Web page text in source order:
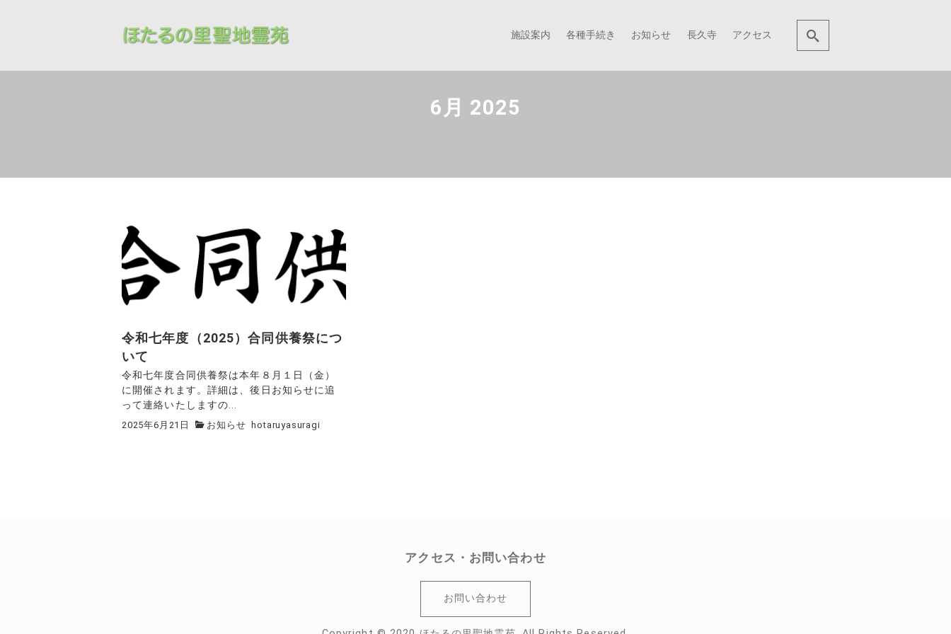
施設案内 各種手続き お知らせ 長久寺 アクセス
6月 2025
令和七年度（2025）合同供養祭につ
いて
令和七年度合同供養祭は本年８月１日（金）
に開催されます。詳細は、後日お知らせに追
って連絡いたしますの...
2025年6月21日 お知らせ hotaruyasuragi
アクセス・お問い合わせ
お問い合わせ